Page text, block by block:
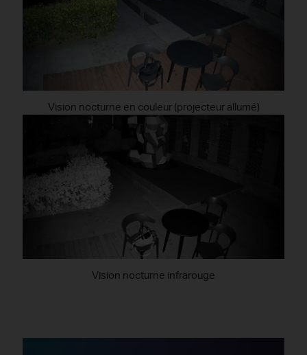
Vision nocturne en couleur (projecteur allumé)
Vision nocturne infrarouge